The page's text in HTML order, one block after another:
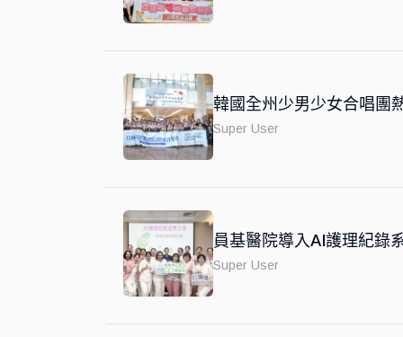
韓國全州少男少女合唱團
Super User
員基醫院導入AI護理紀錄
Super User